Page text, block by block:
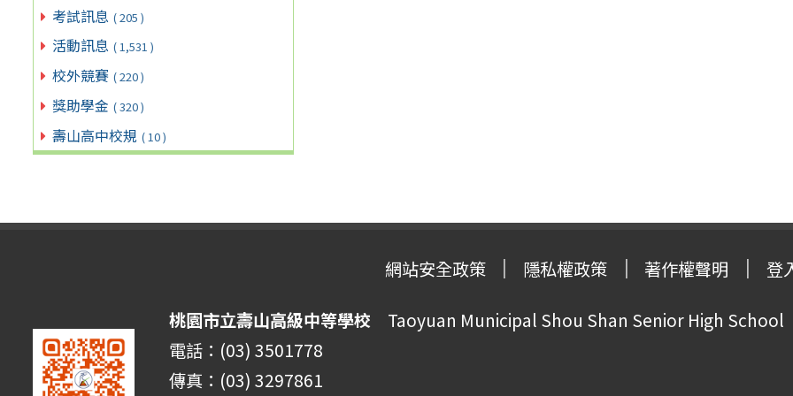
考試訊息 ( 205 )
活動訊息 ( 1,531 )
校外競賽 ( 220 )
獎助學金 ( 320 )
壽山高中校規 ( 10 )
網站安全政策 隱私權政策 著作權聲明 登
桃園市立壽山高級中等學校 Taoyuan Municipal Shou Shan Senior High School
電話：(03) 3501778
傳真：(03) 3297861